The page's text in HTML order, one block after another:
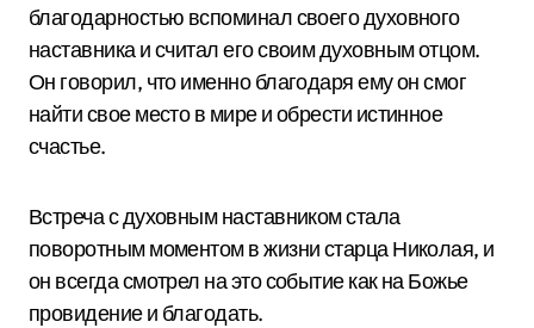
благодарностью вспоминал своего духовного
наставника и считал его своим духовным отцом.
Он говорил, что именно благодаря ему он смог
найти свое место в мире и обрести истинное
счастье.
Встреча с духовным наставником стала
поворотным моментом в жизни старца Николая, и
он всегда смотрел на это событие как на Божье
провидение и благодать.